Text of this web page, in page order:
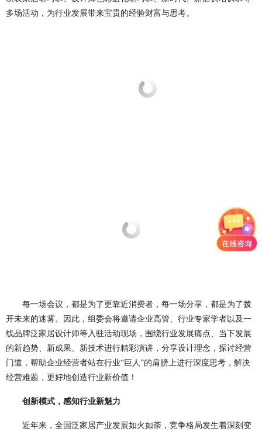
多场活动，为行业发展带来宝贵的经验财富与思考。
每一场会议，都是为了更靠近消费者，每一场分享，都是为了拨
开未来的迷雾。因此，组委会将邀请企业高管、行业专家学者以及一
线品牌泛家居设计师等入驻活动现场，围绕行业发展痛点、当下发展
的新趋势、新成果、新技术进行精彩演讲，分享设计理念，探讨经营
门道，帮助企业经营者站在行业“巨人”的肩膀上进行深度思考，解决
经营难题，更好地创造行业新价值！
创新模式，感知行业新魅力
近年来，全国泛家居产业发展如火如荼，竞争格局发生着深刻变